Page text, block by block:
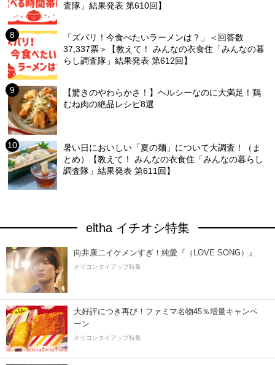
査隊」結果発表 第610回】
「ズバリ！今食べたいラーメンは？」＜回答数
37,337票＞【教えて！ みんなの衣食住「みんなの暮
らし調査隊」結果発表 第612回】
【驚きのやわらかさ！】ヘルシーなのに大満足！鶏
むね肉の絶品レシピ8選
暑い日においしい「夏の麺」について大調査！（ま
とめ）【教えて！ みんなの衣食住「みんなの暮らし
調査隊」結果発表 第611回】
eltha イチオシ特集
向井康二イケメンすぎ！純愛『（LOVE SONG）』
オリコンタイアップ特集
大好評につき再び！ファミマ名物45％増量キャンペ
ーン
オリコンタイアップ特集